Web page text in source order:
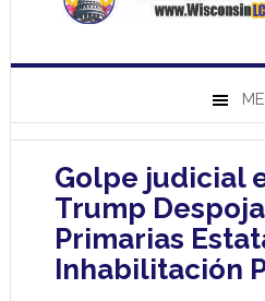
Golpe judicial
Trump
Primarias
Inhabilitación